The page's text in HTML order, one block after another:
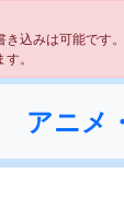
込みは可能です。
。
アニメ